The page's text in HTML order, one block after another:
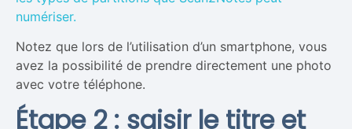
numériser.
Notez que lors de l’utilisation d’un smartphone, vous
avez la possibilité de prendre directement une photo
avec votre téléphone.
Étape 2 : saisir le titre et